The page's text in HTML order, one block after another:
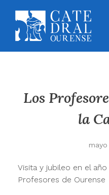
Los
la
mayo
Visita y jubileo en el
Profesores de Ourense